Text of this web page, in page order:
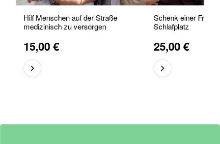
Hilf Menschen auf der Straße
medizinisch zu versorgen
15,00 €
Schenk einer Frau
Schlafplatz
25,00 €